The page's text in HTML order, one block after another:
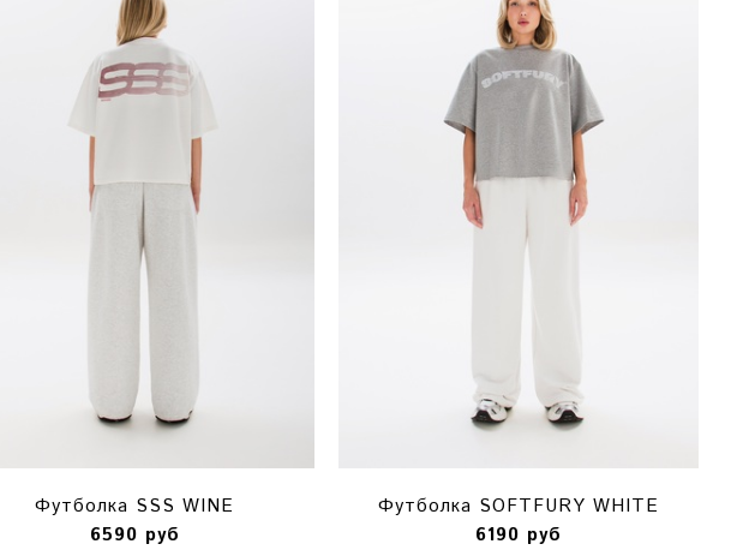
Футболка SSS WINE
6590 руб
Футболка SOFTFURY WHITE
6190 руб